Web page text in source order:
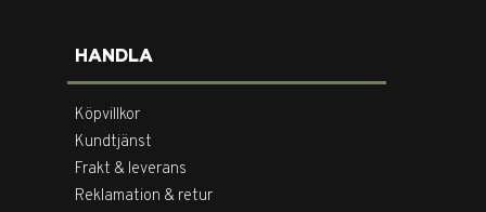
HANDLA
Köpvillkor
Kundtjänst
Frakt & leverans
Reklamation & retur